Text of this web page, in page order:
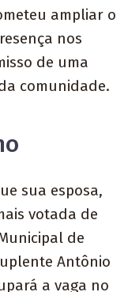
ampliar o
nos
de uma
comunidade.
sua esposa,
votada de
de
Antônio
a vaga no